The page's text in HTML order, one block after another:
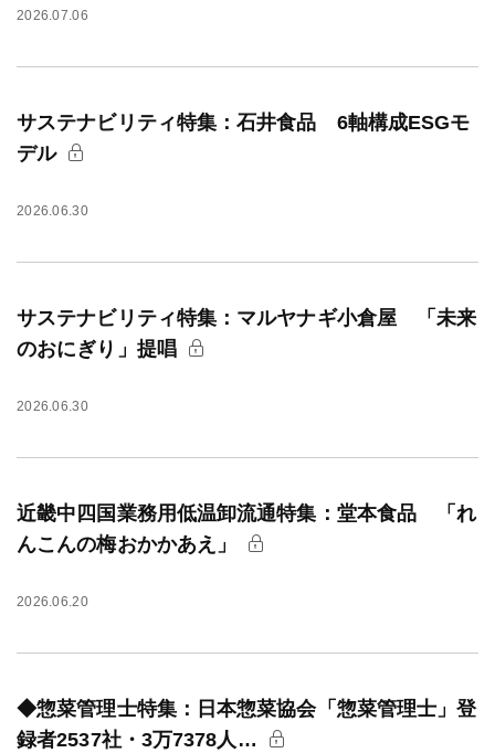
2026.07.06
サステナビリティ特集：石井食品 6軸構成ESGモ
デル
2026.06.30
サステナビリティ特集：マルヤナギ小倉屋 「未来
のおにぎり」提唱
2026.06.30
近畿中四国業務用低温卸流通特集：堂本食品 「れ
んこんの梅おかかあえ」
2026.06.20
◆惣菜管理士特集：日本惣菜協会「惣菜管理士」登
録者2537社・3万7378人…